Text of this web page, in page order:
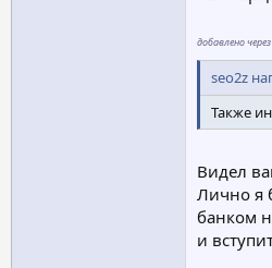
добавлено
seo2z
Также
Видел
Лично я
банком
и